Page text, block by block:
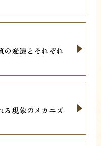
の変遷とそれぞれ
る現象のメカニズ